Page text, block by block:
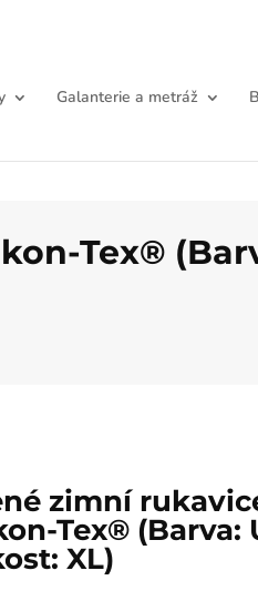
Galanterie a metráž
Tex®
zimní
Tex® (Barva:
XL)